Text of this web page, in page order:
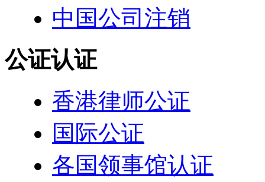
中国公司注销
公证认证
香港律师公证
国际公证
各国领事馆认证